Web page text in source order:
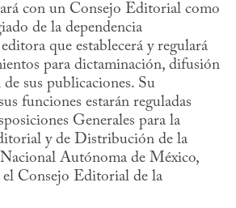
con un Consejo Editorial como
de la dependencia
que establecerá y regulará
para dictaminación, difusión
sus publicaciones. Su
funciones estarán reguladas
Generales para la
y de Distribución de la
Autónoma de México,
Consejo Editorial de la